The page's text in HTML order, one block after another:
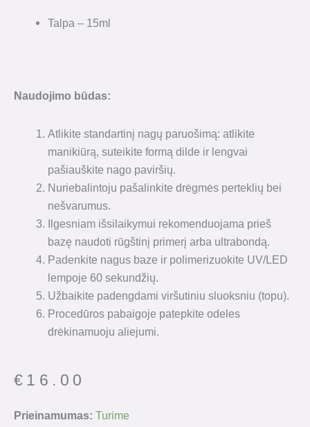
Talpa – 15ml
Naudojimo būdas:
Atlikite standartinį nagų paruošimą: atlikite
manikiūrą, suteikite formą dilde ir lengvai
pašiauškite nago paviršių.
Nuriebalintoju pašalinkite drėgmės perteklių bei
nešvarumus.
Ilgesniam išsilaikymui rekomenduojama prieš
bazę naudoti rūgštinį primerį arba ultrabondą.
Padenkite nagus baze ir polimerizuokite UV/LED
lempoje 60 sekundžių.
Užbaikite padengdami viršutiniu sluoksniu (topu).
Procedūros pabaigoje patepkite odeles
drėkinamuoju aliejumi.
€ 16.00
Prieinamumas: Turime
produkto